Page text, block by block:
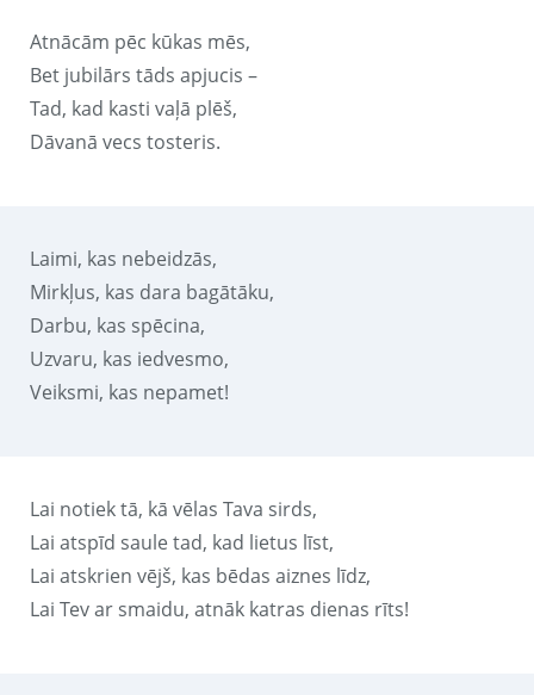
Atnācām pēc kūkas mēs,
Bet jubilārs tāds apjucis –
Tad, kad kasti vaļā plēš,
Dāvanā vecs tosteris.
Laimi, kas nebeidzās,
Mirkļus, kas dara bagātāku,
Darbu, kas spēcina,
Uzvaru, kas iedvesmo,
Veiksmi, kas nepamet!
Lai notiek tā, kā vēlas Tava sirds,
Lai atspīd saule tad, kad lietus līst,
Lai atskrien vējš, kas bēdas aiznes līdz,
Lai Tev ar smaidu, atnāk katras dienas rīts!